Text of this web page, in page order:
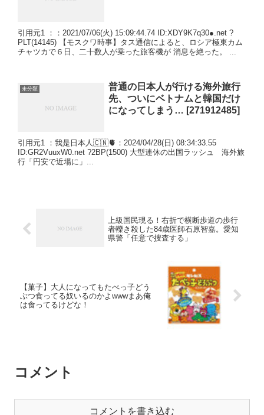
引用元1 ：：2021/07/06(火) 15:09:44.74 ID:XDY9K7q30●.net ?
PLT(14145) 【モスクワ時事】タス通信によると、ロシア極東カム
チャツカで６日、二十数人が乗った旅客機が 消息を絶った。 ...
未分類
普通の日本人が行ける海外旅行
先、ついにベトナムと韓国だけ
になってしまう… [271912485]
引用元1 ：我是日本人🇨🇳🫀：2024/04/28(日) 08:34:33.55
ID:GR2VuuxW0.net ?2BP(1500) 大型連休の出国ラッシュ 海外旅
行「円安で近場に」...
上級国民現る！右折で横断歩道の歩行
者轢き殺した84歳医師石原智嘉。愛知
県警「任意で捜査する」
【菓子】大人になってもたべっ子どう
ぶつ食ってる奴いるのかよwwwまあ俺
は食ってるけどな！
コメント
コメントを書き込む